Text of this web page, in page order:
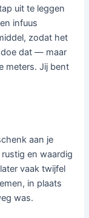
uit te leggen
infuus
zodat het
dat — maar
meters. Jij bent
aan je
en waardig
vaak twijfel
in plaats
was.